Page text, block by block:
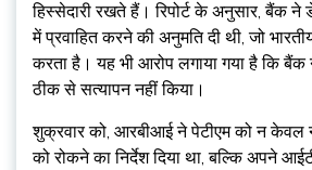
हिस्सेदारी रखते हैं। रिपोर्ट के अनुसार, बैंक ने
में प्रवाहित करने की अनुमति दी थी, जो
करता है। यह भी आरोप लगाया गया है कि बैंक
ठीक से सत्यापन नहीं किया।
शुक्रवार को, आरबीआई ने पेटीएम को न केवल
को रोकने का निर्देश दिया था, बल्कि अपने